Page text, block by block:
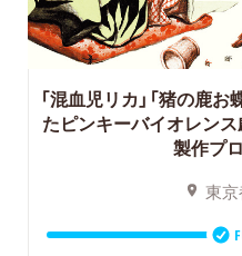
「混血児リカ」「猪の鹿
たピンキーバイオレンス
製作プ
東